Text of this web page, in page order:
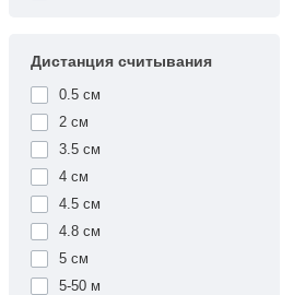
Дистанция считывания
0.5 см
2 см
3.5 см
4 см
4.5 см
4.8 см
5 см
5-50 м